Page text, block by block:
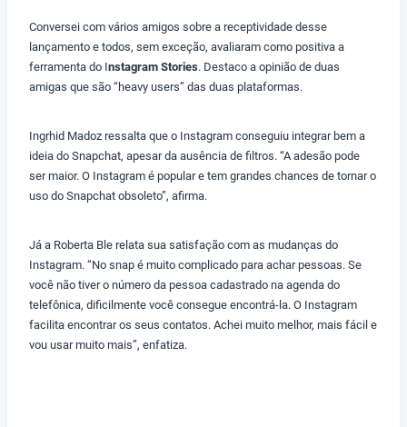
Conversei com vários amigos sobre a receptividade desse
lançamento e todos, sem exceção, avaliaram como positiva a
ferramenta do Instagram Stories. Destaco a opinião de duas
amigas que são “heavy users” das duas plataformas.
Ingrhid Madoz ressalta que o Instagram conseguiu integrar bem a
ideia do Snapchat, apesar da ausência de filtros. “A adesão pode
ser maior. O Instagram é popular e tem grandes chances de tornar o
uso do Snapchat obsoleto”, afirma.
Já a Roberta Ble relata sua satisfação com as mudanças do
Instagram. “No snap é muito complicado para achar pessoas. Se
você não tiver o número da pessoa cadastrado na agenda do
telefônica, dificilmente você consegue encontrá-la. O Instagram
facilita encontrar os seus contatos. Achei muito melhor, mais fácil e
vou usar muito mais”, enfatiza.